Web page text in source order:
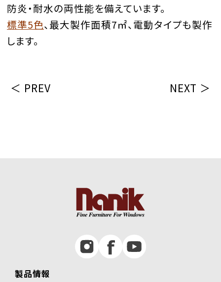
防炎・耐水の両性能を備えています。
標準5色、最大製作面積7㎡、電動タイプも製作
します。
＜ PREV NEXT ＞
製品情報